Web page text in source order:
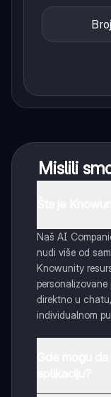
Mislili
Naš AI
nudi više od
Knowunity
direktno u
individualnom